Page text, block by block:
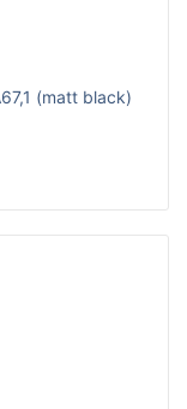
(matt black)